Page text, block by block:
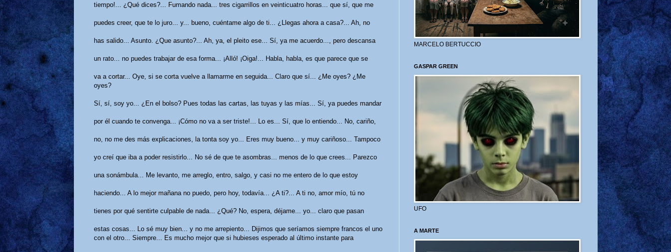
tiempo!... ¿Qué dices?... Fumando nada... tres cigarrillos en veinticuatro horas... que sí, que me
puedes creer, que te lo juro... y... bueno, cuéntame algo de ti... ¿Llegas ahora a casa?... Ah, no
has salido... Asunto. ¿Que asunto?... Ah, ya, el pleito ese... Sí, ya me acuerdo..., pero descansa
un rato... no puedes trabajar de esa forma... ¡Alló! ¡Oiga!... Habla, habla, es que parece que se
va a cortar... Oye, si se corta vuelve a llamarme en seguida... Claro que sí... ¿Me oyes? ¿Me
oyes?
Sí, sí, soy yo... ¿En el bolso? Pues todas las cartas, las tuyas y las mías... Sí, ya puedes mandar
por él cuando te convenga... ¡Cómo no va a ser triste!... Lo es... Sí, que lo entiendo... No, cariño,
no, no me des más explicaciones, la tonta soy yo... Eres muy bueno... y muy cariñoso... Tampoco
yo creí que iba a poder resistirlo... No sé de que te asombras... menos de lo que crees... Parezco
una sonámbula... Me levanto, me arreglo, entro, salgo, y casi no me entero de lo que estoy
haciendo... A lo mejor mañana no puedo, pero hoy, todavía... ¿A ti?... A ti no, amor mío, tú no
tienes por qué sentirte culpable de nada... ¿Qué? No, espera, déjame... yo... claro que pasan
estas cosas... Lo sé muy bien... y no me arrepiento... Dijimos que seríamos siempre francos el uno
con el otro... Siempre... Es mucho mejor que si hubieses esperado al último instante para
MARCELO BERTUCCIO
GASPAR GREEN
UFO
A MARTE